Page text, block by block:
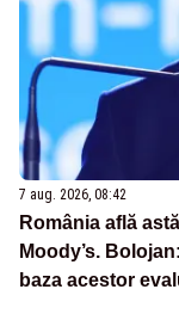
7 aug. 2026, 08:42
România află
Moody’s.
baza acestor